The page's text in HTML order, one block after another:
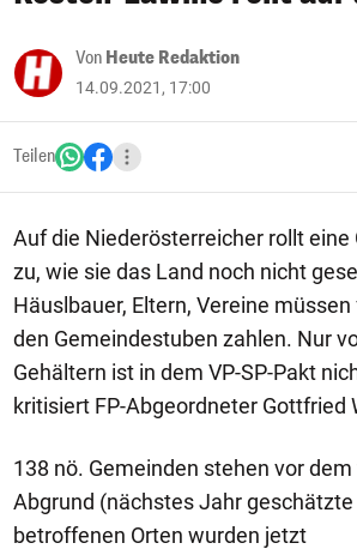
Von Heute Redaktion
14.09.2021, 17:00
Teilen
Auf die Niederösterreicher rollt eine
zu, wie sie das Land noch nicht
Häuslbauer, Eltern, Vereine müssen
den Gemeindestuben zahlen. Nur
Gehältern ist in dem VP-SP-Pakt
kritisiert FP-Abgeordneter Gottfried
138 nö. Gemeinden stehen vor
Abgrund (nächstes Jahr geschätzte
betroffenen Orten wurden jetzt